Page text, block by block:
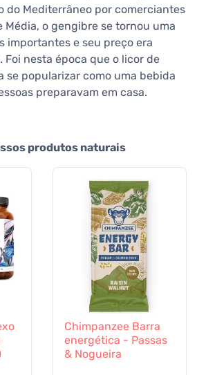
do Mediterrâneo por comerciantes
Média, o gengibre se tornou uma
importantes e seu preço era
Foi nesta época que o licor de
se popularizar como uma bebida
preparavam em casa.
produtos naturais
Chimpanzee Barra
energética - Passas
& Nogueira